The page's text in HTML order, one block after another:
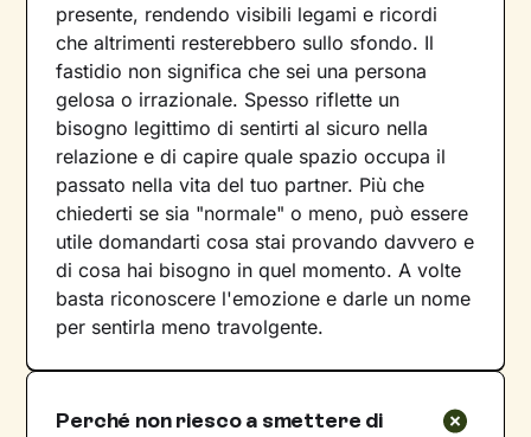
presente, rendendo visibili legami e ricordi
che altrimenti resterebbero sullo sfondo. Il
fastidio non significa che sei una persona
gelosa o irrazionale. Spesso riflette un
bisogno legittimo di sentirti al sicuro nella
relazione e di capire quale spazio occupa il
passato nella vita del tuo partner. Più che
chiederti se sia "normale" o meno, può essere
utile domandarti cosa stai provando davvero e
di cosa hai bisogno in quel momento. A volte
basta riconoscere l'emozione e darle un nome
per sentirla meno travolgente.
Perché non riesco a smettere di